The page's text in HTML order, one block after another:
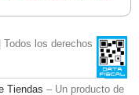
los derechos
Tiendas – Un producto de